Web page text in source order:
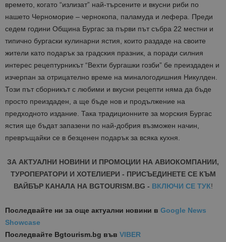
времето, когато “излизат” най-търсените и вкусни риби по
нашето Черноморие – чернокопа, паламуда и лефера. Преди
седем години Община Бургас за първи път събра 22 местни и
типично бургаски кулинарни ястия, които раздаде на своите
жители като подарък за градския празник, а поради силния
интерес рецептурникът “Вехти бургашки гозби” бе преиздаден и
изчерпан за отрицателно време на миналогодишния Никулден.
Този път сборникът с любими и вкусни рецепти няма да бъде
просто преиздаден, а ще бъде нов и продължение на
предходното издание. Така традиционните за морския Бургас
ястия ще бъдат запазени по най-добрия възможен начин,
превръщайки се в безценен подарък за всяка кухня.
ЗА АКТУАЛНИ НОВИНИ И ПРОМОЦИИ НА АВИОКОМПАНИИ,
ТУРОПЕРАТОРИ И ХОТЕЛИЕРИ - ПРИСЪЕДИНЕТЕ СЕ КЪМ
ВАЙБЪР КАНАЛА НА BGTOURISM.BG - ВКЛЮЧИ СЕ ТУК!
Последвайте ни за още актуални новини в Google News
Showcase
Последвайте Bgtourism.bg във VIBER